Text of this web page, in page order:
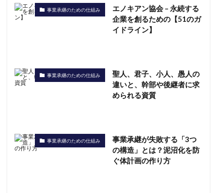
事業承継のための仕組み
エノキアン協会 – 永続する
企業を創るための【51のガ
イドライン】
事業承継のための仕組み
聖人、君子、小人、愚人の
違いと、幹部や後継者に求
められる資質
事業承継のための仕組み
事業承継が失敗する「3つ
の構造」とは？泥沼化を防
ぐ体計画の作り方